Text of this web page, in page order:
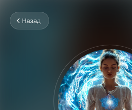
Назад